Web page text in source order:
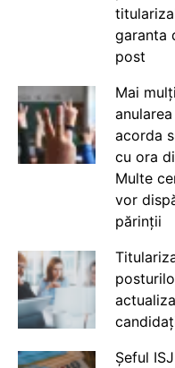
garanta
post
Mai
acorda
cu ora
Multe
vor
părinții
Șeful